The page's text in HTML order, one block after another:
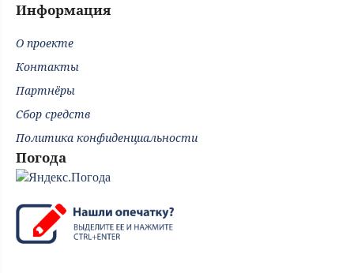
Информация
О проекте
Контакты
Партнёры
Сбор средств
Политика конфиденциальности
Погода